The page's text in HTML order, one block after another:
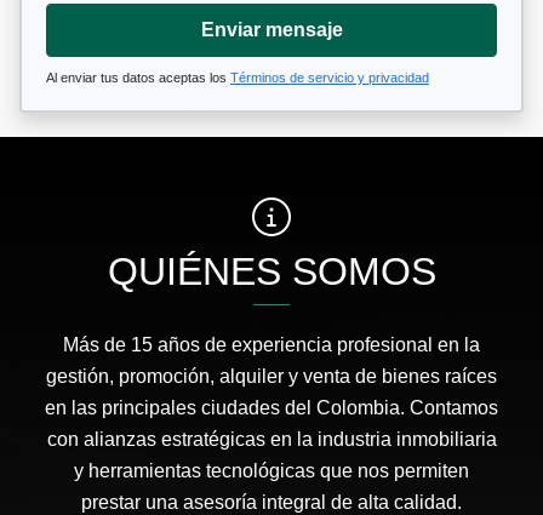
Enviar mensaje
Al enviar tus datos aceptas los Términos de servicio y privacidad
QUIÉNES SOMOS
Más de 15 años de experiencia profesional en la
gestión, promoción, alquiler y venta de bienes raíces
en las principales ciudades del Colombia. Contamos
con alianzas estratégicas en la industria inmobiliaria
y herramientas tecnológicas que nos permiten
prestar una asesoría integral de alta calidad.